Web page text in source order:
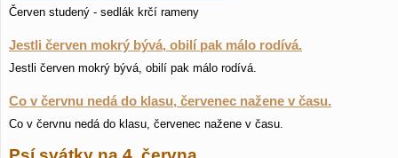
Červen studený - sedlák krčí rameny
Jestli červen mokrý bývá, obilí pak málo rodívá.
Jestli červen mokrý bývá, obilí pak málo rodívá.
Co v červnu nedá do klasu, červenec nažene v času.
Co v červnu nedá do klasu, červenec nažene v času.